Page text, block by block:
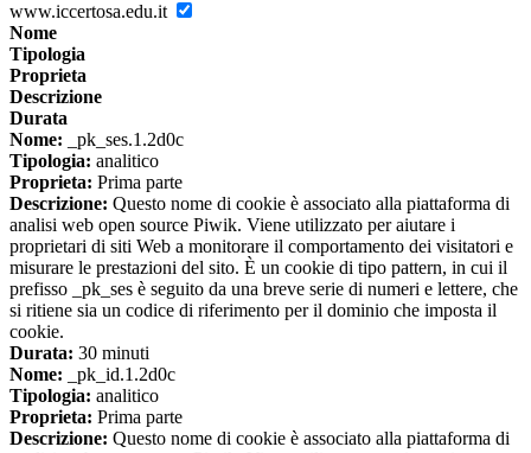
www.iccertosa.edu.it
Nome
Tipologia
Proprieta
Descrizione
Durata
Nome: _pk_ses.1.2d0c
Tipologia: analitico
Proprieta: Prima parte
Descrizione: Questo nome di cookie è associato alla piattaforma di
analisi web open source Piwik. Viene utilizzato per aiutare i
proprietari di siti Web a monitorare il comportamento dei visitatori e
misurare le prestazioni del sito. È un cookie di tipo pattern, in cui il
prefisso _pk_ses è seguito da una breve serie di numeri e lettere, che
si ritiene sia un codice di riferimento per il dominio che imposta il
cookie.
Durata: 30 minuti
Nome: _pk_id.1.2d0c
Tipologia: analitico
Proprieta: Prima parte
Descrizione: Questo nome di cookie è associato alla piattaforma di